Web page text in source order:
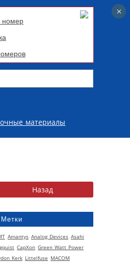
номер
материалы
Метки
Amantys Analog Devices Asahi
CapXon Green Watt Power
Kerk Littelfuse MACOM
×
×